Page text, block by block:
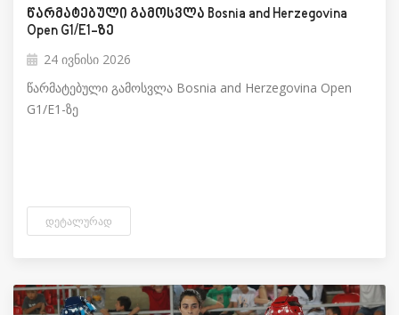
წარმატებული გამოსვლა Bosnia and Herzegovina
Open G1/E1-ზე
24 ივნისი 2026
წარმატებული გამოსვლა Bosnia and Herzegovina Open
G1/E1-ზე
ᲓᲔᲢᲐᲚᲣᲠᲐᲓ